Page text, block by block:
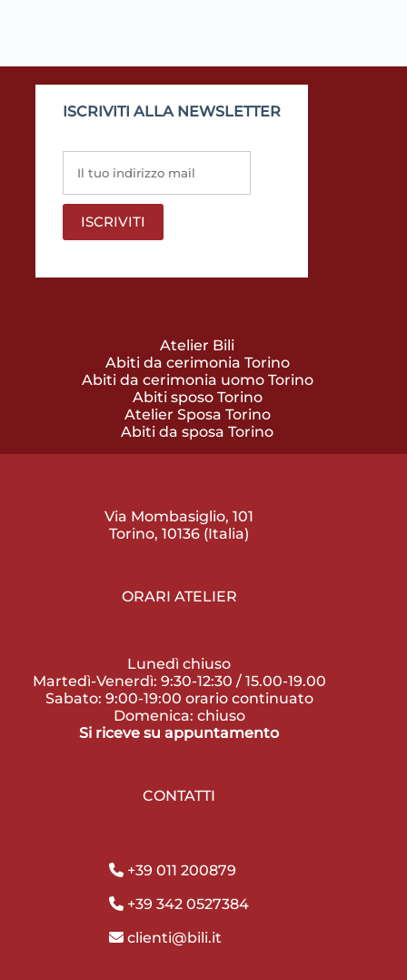
ISCRIVITI ALLA NEWSLETTER
Atelier Bili
Abiti da cerimonia Torino
Abiti da cerimonia uomo Torino
Abiti sposo Torino
Atelier Sposa Torino
Abiti da sposa Torino
Via Mombasiglio, 101
Torino, 10136 (Italia)
ORARI ATELIER
Lunedì chiuso
Martedì-Venerdì: 9:30-12:30 / 15.00-19.00
Sabato: 9:00-19:00 orario continuato
Domenica: chiuso
Si riceve su appuntamento
CONTATTI
+39 011 200879
+39 342 0527384
clienti@bili.it